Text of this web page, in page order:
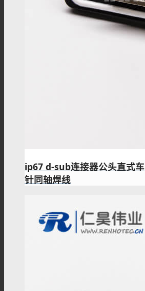
ip67 d-sub连接器公头直式车
针同轴焊线